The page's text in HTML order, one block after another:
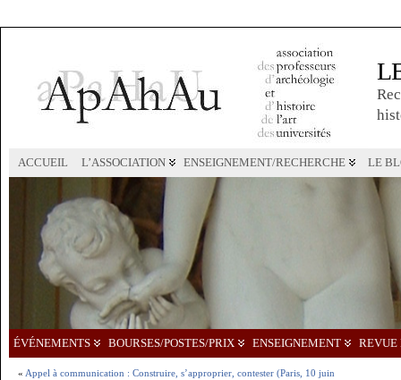
ACCUEIL L’ASSOCIATION ENSEIGNEMENT/RECHERCHE LE
ÉVÉNEMENTS BOURSES/POSTES/PRIX ENSEIGNEMENT REVUE
« Appel à communication : Construire, s’approprier, contester (Paris, 10 juin